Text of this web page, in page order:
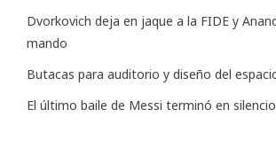
Dvorkovich deja en jaque a la FIDE y
mando
Butacas para auditorio y diseño del
El último baile de Messi terminó en silencio